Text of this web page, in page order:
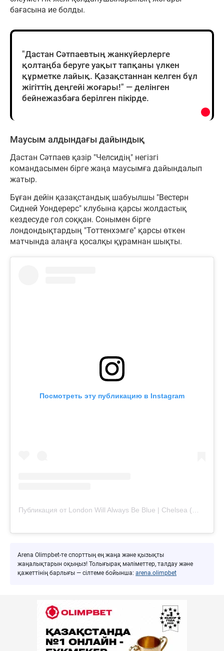
бағасына ие болды.
"Дастан Сәтпаевтың жанкүйерлерге
қолтаңба беруге уақыт тапқаны үлкен
құрметке лайық. Қазақстаннан келген бұл
жігіттің деңгейі жоғары!" — делінген
бейнежазбаға берілген пікірде.
Маусым алдындағы дайындық
Дастан Сәтпаев қазір "Челсидің" негізгі
командасымен бірге жаңа маусымға дайындалып
жатыр.
Бұған дейін қазақстандық шабуылшы "Вестерн
Сидней Уондерерс" клубына қарсы жолдастық
кездесуде гол соққан. Сонымен бірге
лондондықтардың "Тоттенхэмге" қарсы өткен
матчында алаңға қосалқы құрамнан шықты.
Посмотреть эту публикацию в Instagram
Публикация от London Will Always Be Blue | Chelsea (@londonwillalwaysbeblue)
Arena Olimpbet-те спорттың ең жаңа және қызықты
жаңалықтарын оқыңыз! Толығырақ мәліметтер, талдау және
қажеттінің барлығы — сілтеме бойынша: arena.olimpbet